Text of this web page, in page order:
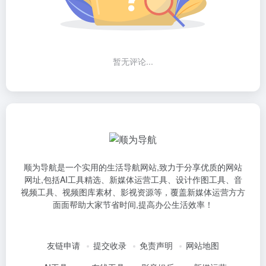
暂无评论...
顺为导航是一个实用的生活导航网站,致力于分享优质的网站
网址,包括AI工具精选、新媒体运营工具、设计作图工具、音
视频工具、视频图库素材、影视资源等，覆盖新媒体运营方方
面面帮助大家节省时间,提高办公生活效率！
友链申请 提交收录 免责声明
网站地图